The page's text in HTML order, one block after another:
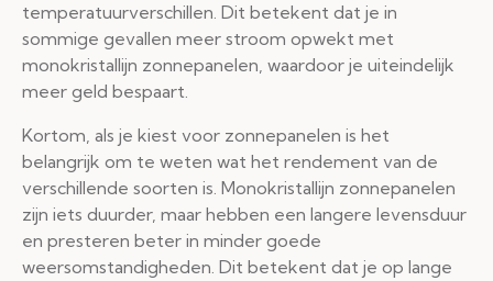
temperatuurverschillen. Dit betekent dat je in
sommige gevallen meer stroom opwekt met
monokristallijn zonnepanelen, waardoor je uiteindelijk
meer geld bespaart.
Kortom, als je kiest voor zonnepanelen is het
belangrijk om te weten wat het rendement van de
verschillende soorten is. Monokristallijn zonnepanelen
zijn iets duurder, maar hebben een langere levensduur
en presteren beter in minder goede
weersomstandigheden. Dit betekent dat je op lange